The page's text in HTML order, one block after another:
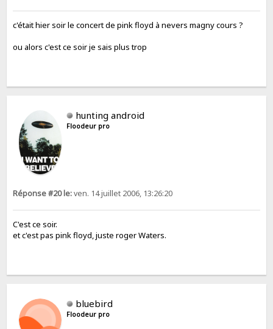
c'était hier soir le concert de pink floyd à nevers magny cours ?
ou alors c'est ce soir je sais plus trop
hunting android
Floodeur pro
Réponse #20 le:ven. 14 juillet 2006, 13:26:20
C'est ce soir.
et c'est pas pink floyd, juste roger Waters.
bluebird
Floodeur pro